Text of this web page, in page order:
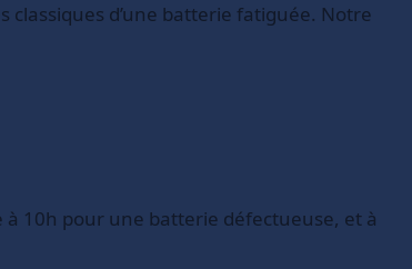
classiques d’une batterie fatiguée. Notre
10h pour une batterie défectueuse, et à